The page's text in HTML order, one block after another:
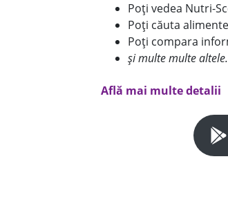
Poți vedea Nutri-
Poți căuta
Poți compara
și multe multe
Află mai multe detalii